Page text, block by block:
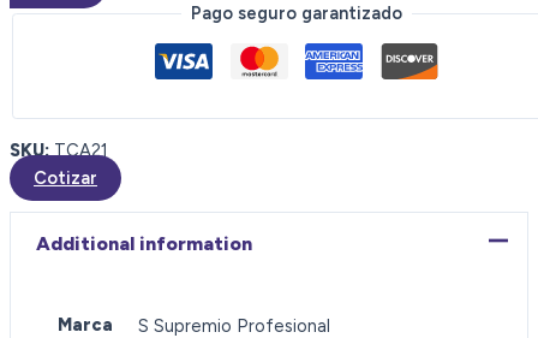
Pago seguro garantizado
SKU: TCA21
Cotizar
Additional information
Marca S Supremio Profesional